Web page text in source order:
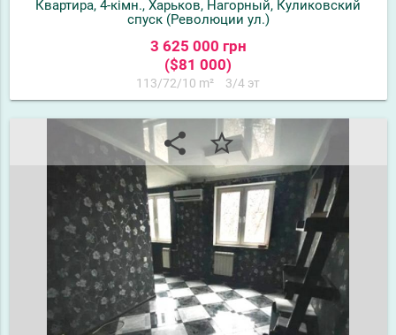
Квартира, 4-кімн., Харьков, Нагорный, Куликовский
спуск (Революции ул.)
3 625 000 грн
($81 000)
113/72/10 m² 3/4 эт
share star_border